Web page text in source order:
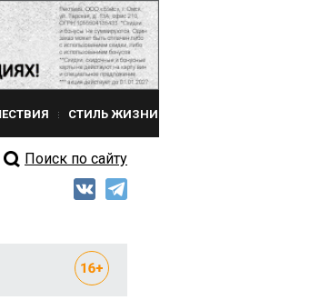
СТИЛЬ ЖИЗНИ
Поиск по сайту